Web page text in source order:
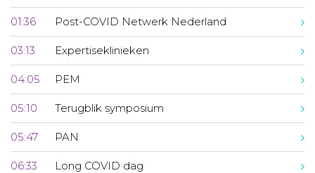
01:36 Post-COVID Netwerk Nederland
03:13 Expertiseklinieken
04:05 PEM
05:10 Terugblik symposium
05:47 PAN
06:33 Long COVID dag